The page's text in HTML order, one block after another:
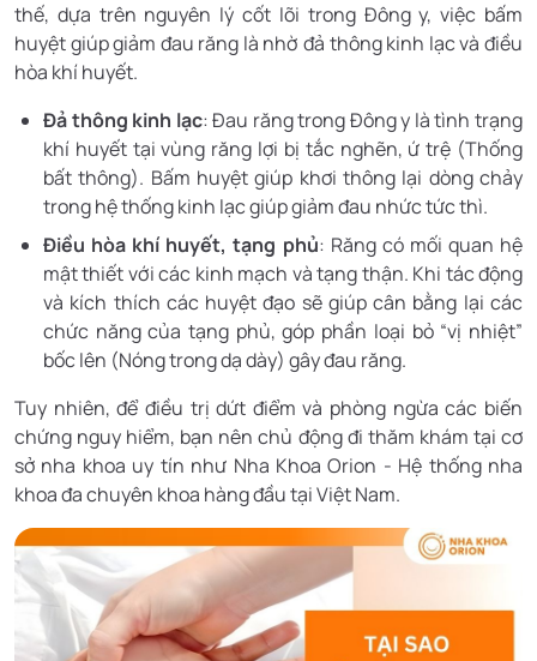
thế, dựa trên nguyên lý cốt lõi trong Đông y, việc bấm
huyệt giúp giảm đau răng là nhờ đả thông kinh lạc và điều
hòa khí huyết.
Đả thông kinh lạc: Đau răng trong Đông y là tình trạng
khí huyết tại vùng răng lợi bị tắc nghẽn, ứ trệ (Thống
bất thông). Bấm huyệt giúp khơi thông lại dòng chảy
trong hệ thống kinh lạc giúp giảm đau nhức tức thì.
Điều hòa khí huyết, tạng phủ: Răng có mối quan hệ
mật thiết với các kinh mạch và tạng thận. Khi tác động
và kích thích các huyệt đạo sẽ giúp cân bằng lại các
chức năng của tạng phủ, góp phần loại bỏ “vị nhiệt”
bốc lên (Nóng trong dạ dày) gây đau răng.
Tuy nhiên, để điều trị dứt điểm và phòng ngừa các biến
chứng nguy hiểm, bạn nên chủ động đi thăm khám tại cơ
sở nha khoa uy tín như Nha Khoa Orion - Hệ thống nha
khoa đa chuyên khoa hàng đầu tại Việt Nam.